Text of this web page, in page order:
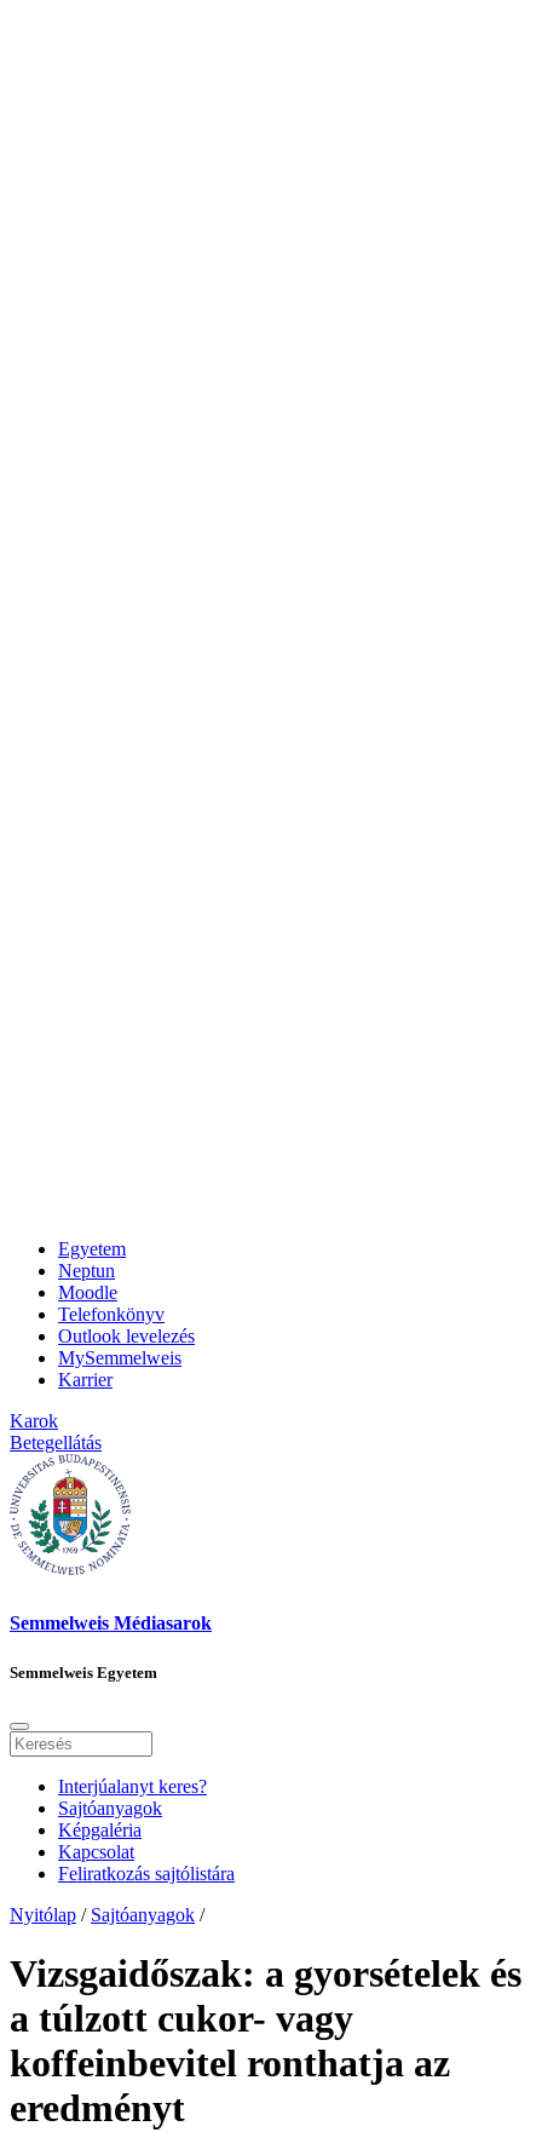
Egyetem
Neptun
Moodle
Telefonkönyv
Outlook levelezés
MySemmelweis
Karrier
Karok
Betegellátás
Semmelweis Médiasarok
Semmelweis Egyetem
Interjúalanyt keres?
Sajtóanyagok
Képgaléria
Kapcsolat
Feliratkozás sajtólistára
Nyitólap / Sajtóanyagok /
Vizsgaidőszak: a gyorsételek és
a túlzott cukor- vagy
koffeinbevitel ronthatja az
eredményt